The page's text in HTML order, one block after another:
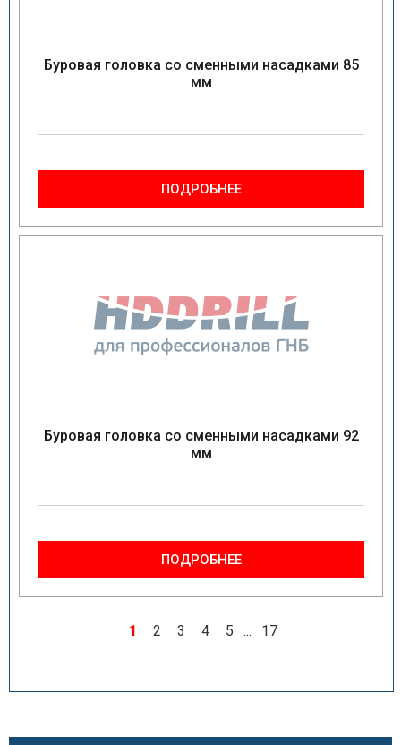
Буровая головка со сменными насадками 85
мм
ПОДРОБНЕЕ
Буровая головка со сменными насадками 92
мм
ПОДРОБНЕЕ
1 2 3 4 5 ... 17